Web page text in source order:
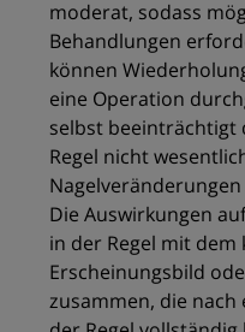
moderat, sodass
Behandlungen
können
eine Operation
selbst beeinträchtigt
Regel nicht
Die Auswirkungen
in der Regel mit dem
Erscheinungsbild
zusammen, die